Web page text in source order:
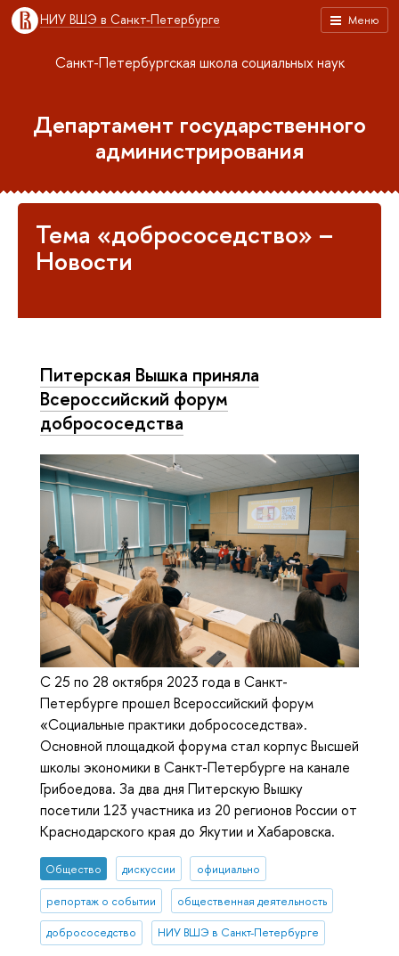
Меню
НИУ ВШЭ в Санкт-Петербурге
Санкт-Петербургская школа социальных наук
Департамент государственного
администрирования
Тема «добрососедство» –
Новости
Питерская Вышка приняла
Всероссийский форум
добрососедства
С 25 по 28 октября 2023 года в Санкт-
Петербурге прошел Всероссийский форум
«Социальные практики добрососедства».
Основной площадкой форума стал корпус Высшей
школы экономики в Санкт-Петербурге на канале
Грибоедова. За два дня Питерскую Вышку
посетили 123 участника из 20 регионов России от
Краснодарского края до Якутии и Хабаровска.
Общество дискуссии официально
репортаж о событии общественная деятельность
добрососедство НИУ ВШЭ в Санкт-Петербурге